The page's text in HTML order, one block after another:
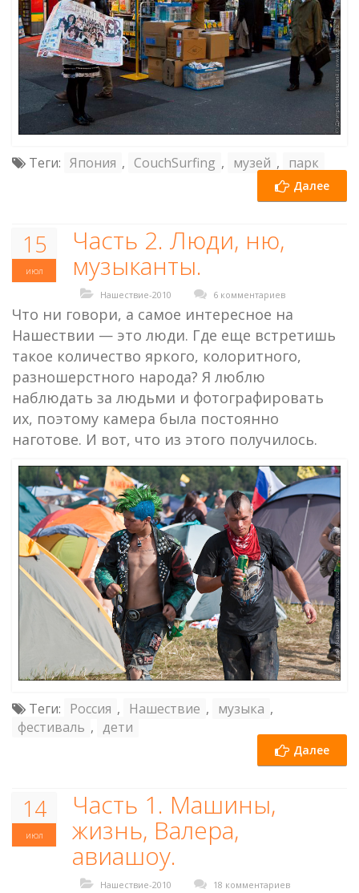
Теги: Япония , CouchSurfing , музей , парк
Далее
15
июл
Часть 2. Люди, ню,
музыканты.
Нашествие-2010 6 комментариев
Что ни говори, а самое интересное на
Нашествии — это люди. Где еще встретишь
такое количество яркого, колоритного,
разношерстного народа? Я люблю
наблюдать за людьми и фотографировать
их, поэтому камера была постоянно
наготове. И вот, что из этого получилось.
Теги: Россия , Нашествие , музыка ,
фестиваль , дети
Далее
14
июл
Часть 1. Машины,
жизнь, Валера,
авиашоу.
Нашествие-2010 18 комментариев